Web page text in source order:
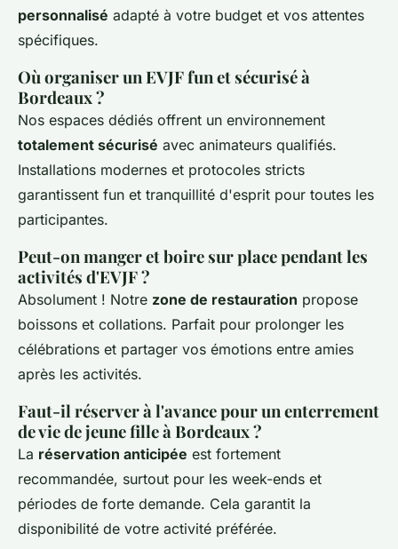
personnalisé adapté à votre budget et vos attentes
spécifiques.
Où organiser un EVJF fun et sécurisé à
Bordeaux ?
Nos espaces dédiés offrent un environnement
totalement sécurisé avec animateurs qualifiés.
Installations modernes et protocoles stricts
garantissent fun et tranquillité d'esprit pour toutes les
participantes.
Peut-on manger et boire sur place pendant les
activités d'EVJF ?
Absolument ! Notre zone de restauration propose
boissons et collations. Parfait pour prolonger les
célébrations et partager vos émotions entre amies
après les activités.
Faut-il réserver à l'avance pour un enterrement
de vie de jeune fille à Bordeaux ?
La réservation anticipée est fortement
recommandée, surtout pour les week-ends et
périodes de forte demande. Cela garantit la
disponibilité de votre activité préférée.